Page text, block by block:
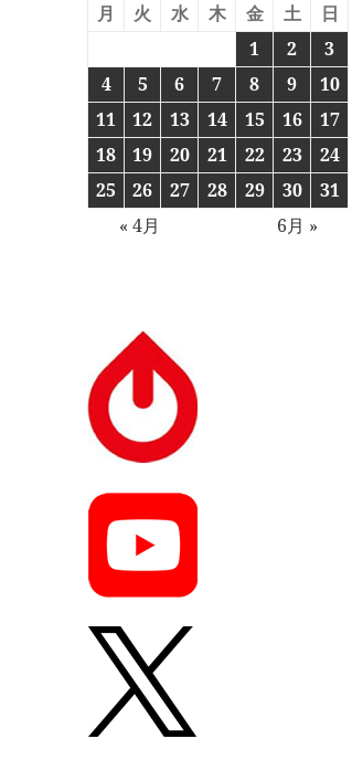
月 火 水 木 金 土
日
1
2
3
4
5 6 7 8 9
10
11
12 13 14 15 16
17
18
19 20 21 22 23
24
25
26 27 28 29 30
31
« 4月
6月 »